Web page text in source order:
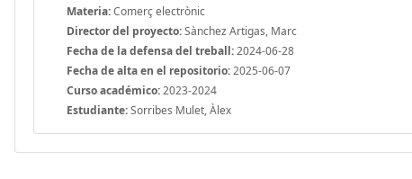
Materia:Comerç electrònic
Director del proyecto:Sànchez Artigas, Marc
Fecha de la defensa del treball:2024-06-28
Fecha de alta en el repositorio:2025-06-07
Curso académico:2023-2024
Estudiante:Sorribes Mulet, Àlex